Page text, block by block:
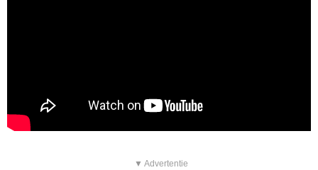
▼ Advertentie